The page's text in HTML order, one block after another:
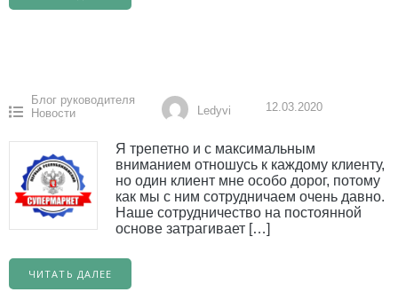
Блог руководителя
Новости
Ledyvi 12.03.2020
Я трепетно и с максимальным
вниманием отношусь к каждому клиенту,
но один клиент мне особо дорог, потому
как мы с ним сотрудничаем очень давно.
Наше сотрудничество на постоянной
основе затрагивает […]
ЧИТАТЬ ДАЛЕЕ